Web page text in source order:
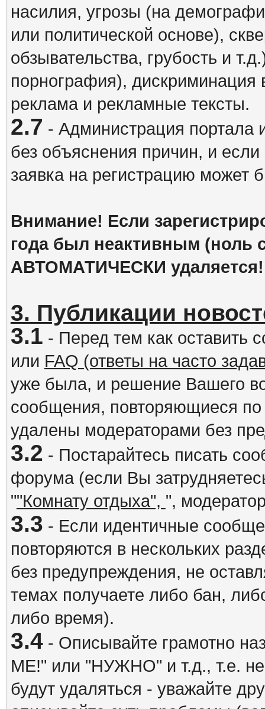
насилия, угрозы (на
или политической основе),
обзывательства, грубость и
порнография),
реклама и рекламные тексты.
2.7 - Администрация портала
без объяснения причин, и
заявка на регистрацию может
Внимание! Если
года был неактивным (ноль
АВТОМАТИЧЕСКИ удаляется!
3. Публикации
3.1 - Перед тем как оставить
или FAQ (ответы на часто
уже была, и решение Вашего
сообщения, повторяющиеся
удалены модераторами без
3.2 - Постарайтесь писать
форума (если Вы
""Комнату отдыха", ",
3.3 - Если идентичные
повторяются в нескольких
без предупреждения, не
темах получаете либо бан,
либо время).
3.4- Описывайте грамотно
ME!" или "НУЖНО" и т.д., т.е.
будут удаляться - уважайте